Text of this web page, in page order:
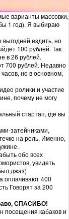
варианты массовки,
1 год). Я выбираю
ездить, но
100 рублей. Так
в 26 рублей.
700 рублей. Недавно
но в основном,
ролики и участие
почему не могу
стартап, где вы
затейниками,
на роль. Именно,
обо всех
увидеть
джаз)
оплачивают 400
Говорят за 200
СПАСИБО!
посещения кабаков и